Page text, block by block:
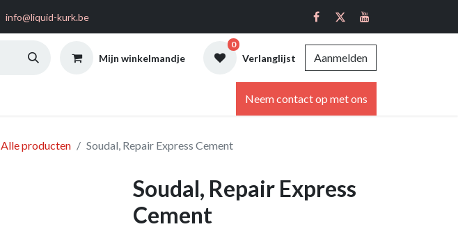
info@liquid-kurk.be
Mijn winkelmandje
0
Verlanglijst Aanmelden
Neem contact op met ons
Alle producten Soudal, Repair Express Cement
Soudal, Repair Express
Cement